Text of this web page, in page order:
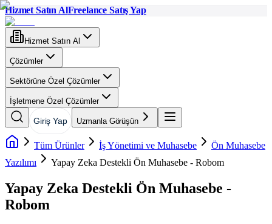
Hizmet Satın AlFreelance Satış Yap
Hizmet Satın Al
Çözümler
Sektörüne Özel Çözümler
İşletmene Özel Çözümler
Giriş Yap Uzmanla Görüşün
Tüm Ürünler İş Yönetimi ve Muhasebe
Ön Muhasebe
Yazılımı
Yapay Zeka Destekli Ön Muhasebe - Robom
Yapay Zeka Destekli Ön Muhasebe -
Robom